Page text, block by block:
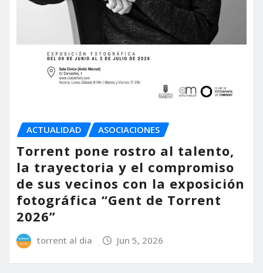
ACTUALIDAD ASOCIACIONES
Torrent pone rostro al talento,
la trayectoria y el compromiso
de sus vecinos con la exposición
fotográfica “Gent de Torrent
2026”
torrent al dia Jun 5, 2026